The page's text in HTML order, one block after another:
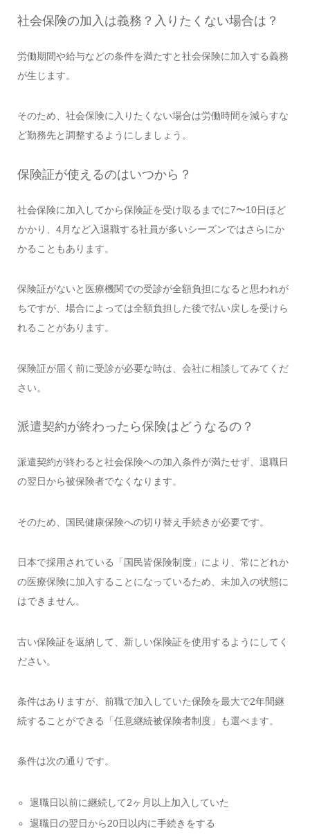
社会保険の加入は義務？入りたくない場合は？
労働期間や給与などの条件を満たすと社会保険に加入する義務
が生じます。
そのため、社会保険に入りたくない場合は労働時間を減らすな
ど勤務先と調整するようにしましょう。
保険証が使えるのはいつから？
社会保険に加入してから保険証を受け取るまでに7〜10日ほど
かかり、4月など入退職する社員が多いシーズンではさらにか
かることもあります。
保険証がないと医療機関での受診が全額負担になると思われが
ちですが、場合によっては全額負担した後で払い戻しを受けら
れることがあります。
保険証が届く前に受診が必要な時は、会社に相談してみてくだ
さい。
派遣契約が終わったら保険はどうなるの？
派遣契約が終わると社会保険への加入条件が満たせず、退職日
の翌日から被保険者でなくなります。
そのため、国民健康保険への切り替え手続きが必要です。
日本で採用されている「国民皆保険制度」により、常にどれか
の医療保険に加入することになっているため、未加入の状態に
はできません。
古い保険証を返納して、新しい保険証を使用するようにしてく
ださい。
条件はありますが、前職で加入していた保険を最大で2年間継
続することができる「任意継続被保険者制度」も選べます。
条件は次の通りです。
退職日以前に継続して2ヶ月以上加入していた
退職日の翌日から20日以内に手続きをする